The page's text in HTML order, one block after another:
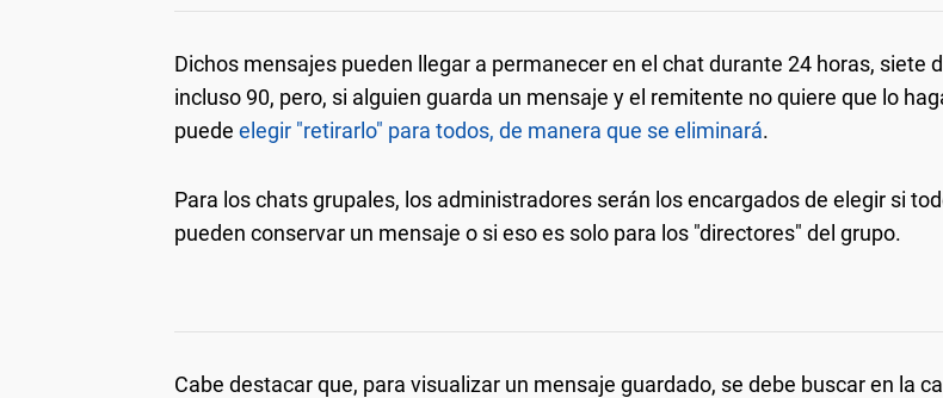
Dichos mensajes pueden llegar a permanecer en el chat durante 24 horas, siete
incluso 90, pero, si alguien guarda un mensaje y el remitente no quiere que lo
puede elegir "retirarlo" para todos, de manera que se eliminará.
Para los chats grupales, los administradores serán los encargados de elegir si
pueden conservar un mensaje o si eso es solo para los "directores" del grupo.
Cabe destacar que, para visualizar un mensaje guardado, se debe buscar en la